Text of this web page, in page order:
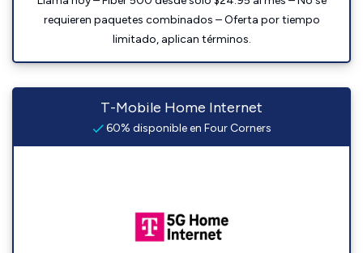
requieren paquetes combinados – Oferta por tiempo
limitado, aplican términos.
T-Mobile Home Internet
60% disponible en Four Corners